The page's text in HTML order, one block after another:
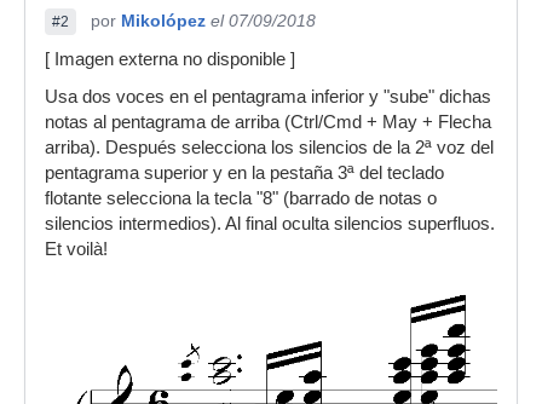
#2 por Mikolópez el 07/09/2018
[ Imagen externa no disponible ]
Usa dos voces en el pentagrama inferior y "sube" dichas
notas al pentagrama de arriba (Ctrl/Cmd + May + Flecha
arriba). Después selecciona los silencios de la 2ª voz del
pentagrama superior y en la pestaña 3ª del teclado
flotante selecciona la tecla "8" (barrado de notas o
silencios intermedios). Al final oculta silencios superfluos.
Et voilà!